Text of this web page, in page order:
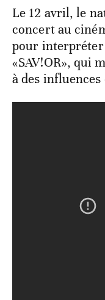
Le 12 avril, le
concert au
pour interpréter
«SAV!OR», qui
à des